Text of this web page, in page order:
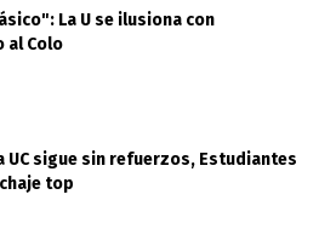
La U se ilusiona con
al Colo
UC sigue sin refuerzos, Estudiantes
top